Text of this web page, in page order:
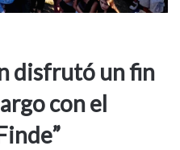
disfrutó un fin
con el